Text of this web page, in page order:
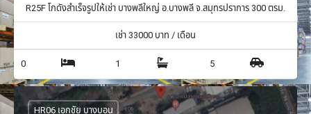
R25F โกดังสำเร็จรูปให้เช่า บางพลีใหญ่ อ.บางพลี จ.สมุทรปราการ 300 ตรม.
เช่า 33000 บาท / เดือน
0 1 5
HR06 เอกชัย บางบอน